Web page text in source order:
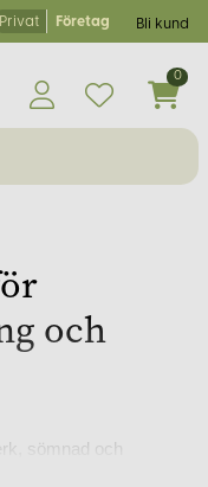
Privat Företag Bli kund
0
och
sömnad och
och estetisk